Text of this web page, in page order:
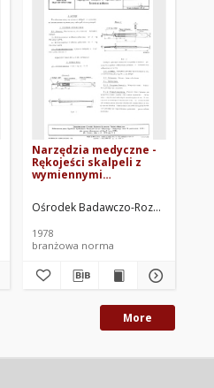
Techniki Medycznej. Oprac.
Narzędzia medyczne -
Rękojeści skalpeli z
wymiennymi
77/5902-07
Ośrodek Badawczo-Rozwojowy
1978
branżowa norma
More